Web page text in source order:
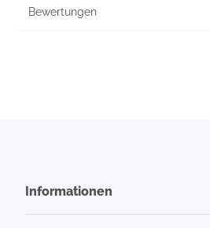
Bewertungen
Informationen